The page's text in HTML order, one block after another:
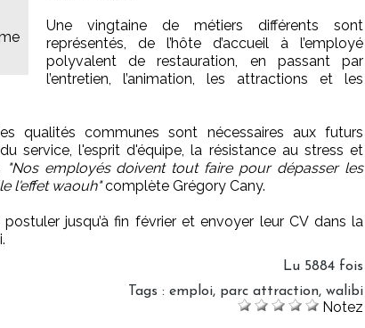
Une vingtaine de métiers différents sont
représentés, de l’hôte d’accueil à l’employé
polyvalent de restauration, en passant par
l’entretien, l’animation, les attractions et les
qualités communes sont nécessaires aux futurs
service, l'esprit d'équipe, la résistance au stress et
"Nos employés doivent tout faire pour dépasser les
l'effet waouh"complète Grégory Cany.
jusqu’à fin février et envoyer leur CV dans la
Lu 5884 fois
Tags : emploi, parc attraction, walibi
Notez